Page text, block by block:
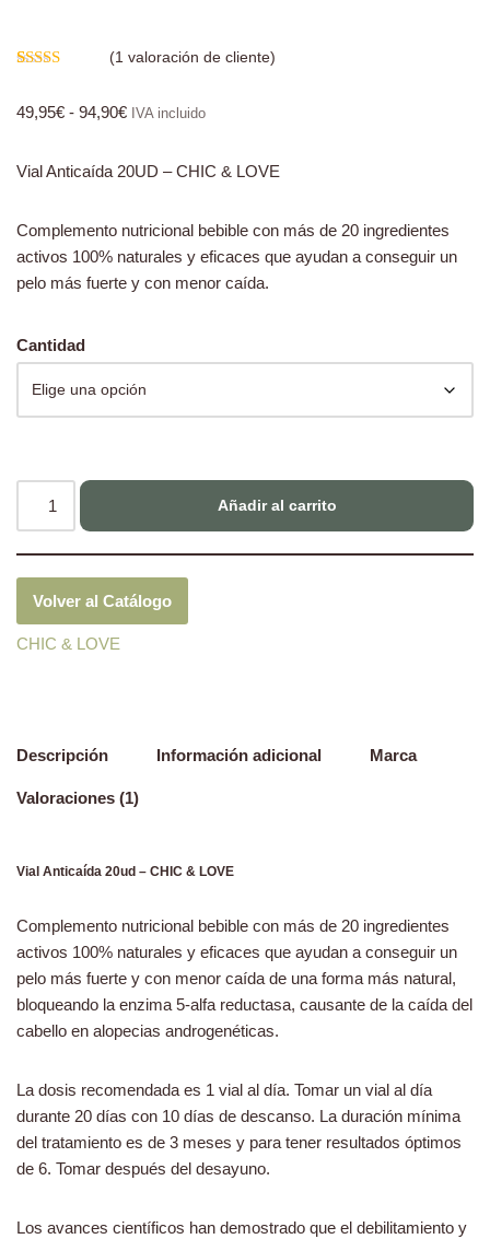
5 en base a
(1 valoración de cliente)
49,95€ - 94,90€ IVA incluido
Vial Anticaída 20UD – CHIC & LOVE
Complemento nutricional bebible con más de 20 ingredientes
activos 100% naturales y eficaces que ayudan a conseguir un
pelo más fuerte y con menor caída.
Cantidad
Añadir al carrito
Volver al Catálogo
CHIC & LOVE
Descripción Información adicional Marca
Valoraciones (1)
Vial Anticaída 20ud – CHIC & LOVE
Complemento nutricional bebible con más de 20 ingredientes
activos 100% naturales y eficaces que ayudan a conseguir un
pelo más fuerte y con menor caída de una forma más natural,
bloqueando la enzima 5-alfa reductasa, causante de la caída del
cabello en alopecias androgenéticas.
La dosis recomendada es 1 vial al día. Tomar un vial al día
durante 20 días con 10 días de descanso. La duración mínima
del tratamiento es de 3 meses y para tener resultados óptimos
de 6. Tomar después del desayuno.
Los avances científicos han demostrado que el debilitamiento y